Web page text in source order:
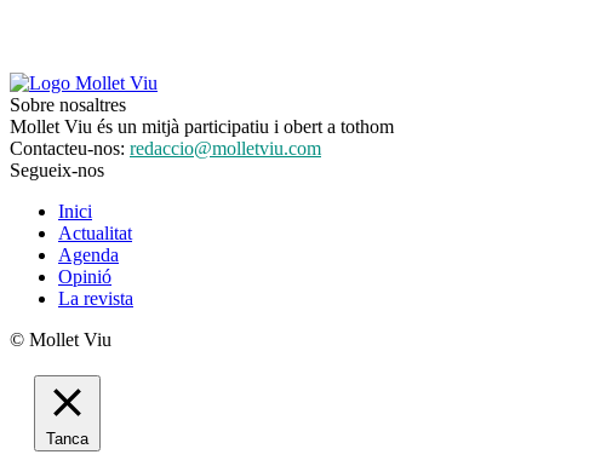
Sobre nosaltres
Mollet Viu és un mitjà participatiu i obert a tothom
Contacteu-nos: redaccio@molletviu.com
Segueix-nos
Inici
Actualitat
Agenda
Opinió
La revista
© Mollet Viu
Tanca